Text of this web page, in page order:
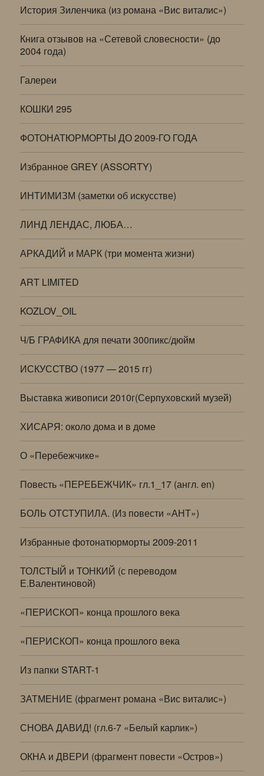
История Зиленчика (из романа «Вис виталис»)
Книга отзывов на «Сетевой словесности» (до
2004 года)
Галереи
КОШКИ 295
ФОТОНАТЮРМОРТЫ ДО 2009-ГО ГОДА
Избранное GREY (ASSORTY)
ИНТИМИЗМ (заметки об искусстве)
ЛИНД ЛЕНДАС, ЛЮБА…
АРКАДИЙ и МАРК (три момента жизни)
ART LIMITED
KOZLOV_OIL
Ч/Б ГРАФИКА для печати 300пикс/дюйм
ИСКУССТВО (1977 — 2015 гг)
Выставка живописи 2010г(Серпуховский музей)
ХИСАРЯ: около дома и в доме
О «Перебежчике»
Повесть «ПЕРЕБЕЖЧИК» гл.1_17 (англ. en)
БОЛЬ ОТСТУПИЛА. (Из повести «АНТ»)
Избранные фотонатюрморты 2009-2011
ТОЛСТЫЙ и ТОНКИЙ (с переводом
Е.Валентиновой)
«ПЕРИСКОП» конца прошлого века
«ПЕРИСКОП» конца прошлого века
Из папки START-1
ЗАТМЕНИЕ (фрагмент романа «Вис виталис»)
СНОВА ДАВИД! (гл.6-7 «Белый карлик»)
ОКНА и ДВЕРИ (фрагмент повести «Остров»)